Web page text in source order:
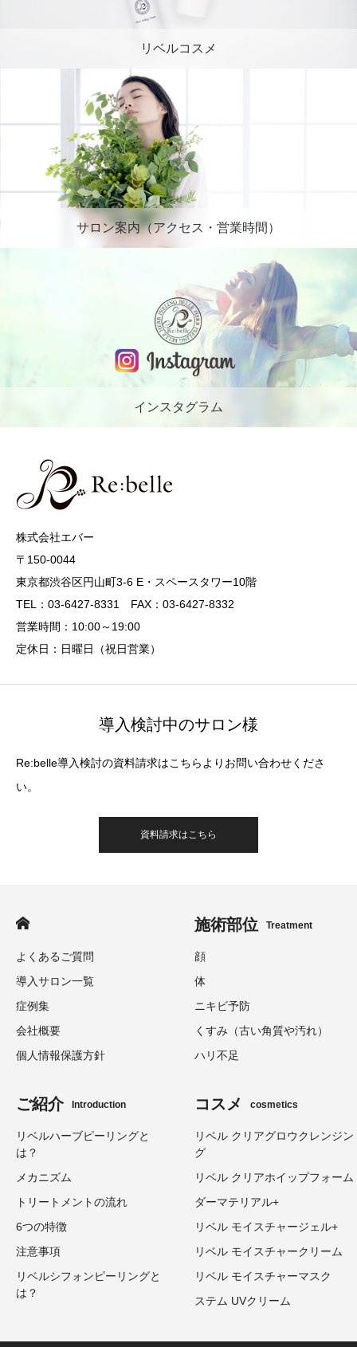
リベルコスメ
サロン案内（アクセス・営業時間）
インスタグラム
株式会社エバー
〒150-0044
東京都渋谷区円山町3-6 E・スペースタワー10階
TEL：03-6427-8331 FAX：03-6427-8332
営業時間：10:00～19:00
定休日：日曜日（祝日営業）
導入検討中のサロン様
Re:belle導入検討の資料請求はこちらよりお問い合わせくださ
い。
資料請求はこちら
よくあるご質問
導入サロン一覧
症例集
会社概要
個人情報保護方針
施術部位 Treatment
顔
体
ニキビ予防
くすみ（古い角質や汚れ）
ハリ不足
ご紹介 Introduction
リベルハーブピーリングと
は？
メカニズム
トリートメントの流れ
6つの特徴
注意事項
リベルシフォンピーリングと
は？
コスメ cosmetics
リベル クリアグロウクレンジン
グ
リベル クリアホイップフォーム
ダーマテリアル+
リベル モイスチャージェル+
リベル モイスチャークリーム
リベル モイスチャーマスク
ステム UVクリーム